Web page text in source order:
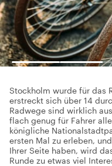
Stockholm wurde für das
erstreckt sich über 14
Radwege sind wirklich
flach genug für Fahrer
königliche
ersten Mal zu erleben,
Ihrer Seite haben, wird
Runde zu etwas viel